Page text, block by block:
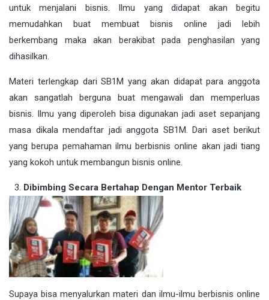
untuk menjalani bisnis. Ilmu yang didapat akan begitu
memudahkan buat membuat bisnis online jadi lebih
berkembang maka akan berakibat pada penghasilan yang
dihasilkan.
Materi terlengkap dari SB1M yang akan didapat para anggota
akan sangatlah berguna buat mengawali dan memperluas
bisnis. Ilmu yang diperoleh bisa digunakan jadi aset sepanjang
masa dikala mendaftar jadi anggota SB1M. Dari aset berikut
yang berupa pemahaman ilmu berbisnis online akan jadi tiang
yang kokoh untuk membangun bisnis online.
Dibimbing Secara Bertahap Dengan Mentor Terbaik
Supaya bisa menyalurkan materi dan ilmu-ilmu berbisnis online